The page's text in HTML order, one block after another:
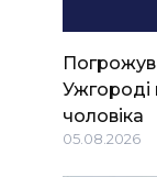
Ужгороді
чоловіка
05.08.2026